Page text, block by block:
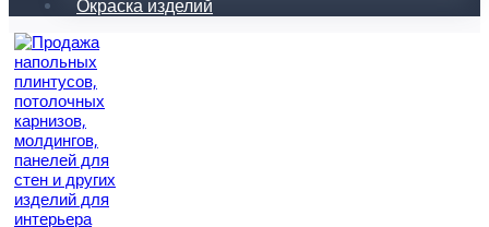
Окраска изделий